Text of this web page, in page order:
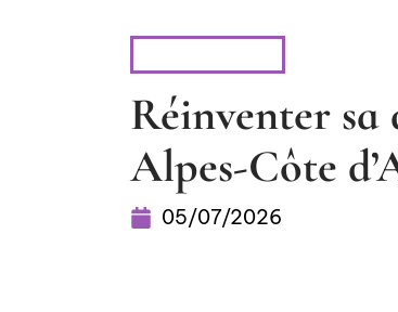
Réinventer sa
Alpes-Côte
05/07/2026